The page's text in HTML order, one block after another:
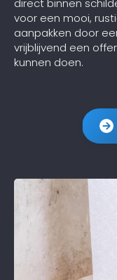
direct binnen
voor een mooi,
aanpakken door
vrijblijvend een
kunnen doen.